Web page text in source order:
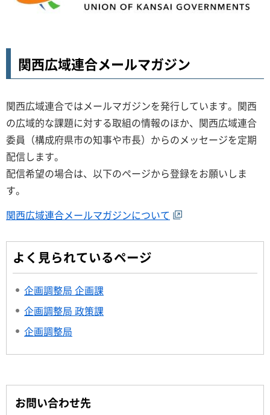
関西広域連合メールマガジン
関西広域連合ではメールマガジンを発行しています。関西
の広域的な課題に対する取組の情報のほか、関西広域連合
委員（構成府県市の知事や市長）からのメッセージを定期
配信します。
配信希望の場合は、以下のページから登録をお願いしま
す。
関西広域連合メールマガジンについて
よく見られているページ
企画調整局 企画課
企画調整局 政策課
企画調整局
お問い合わせ先